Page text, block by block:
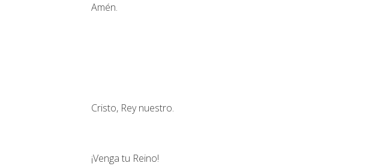
Amén.
Cristo, Rey nuestro.
¡Venga tu Reino!